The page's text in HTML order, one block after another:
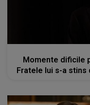
Momente dificile
Fratele lui s-a stins